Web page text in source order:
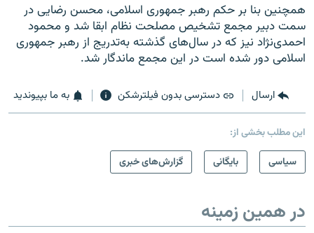
همچنین بنا بر حکم رهبر جمهوری اسلامی، محسن رضایی در
سمت دبیر مجمع تشخیص مصلحت نظام ابقا شد و محمود
احمدی‌نژاد نیز که در سال‌های گذشته به‌تدریج از رهبر جمهوری
اسلامی دور شده است در این مجمع ماندگار شد.
ارسال دسترسی بدون فیلترشکن به ما بپیوندید
این مطلب بخشی از:
سیاسی
بایگانی گزارش‌های خبری
در همین زمینه